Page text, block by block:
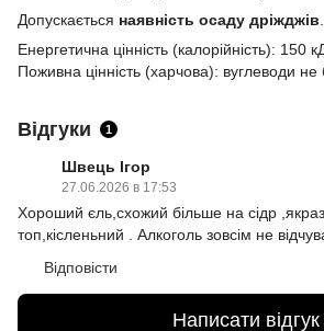
Допускається наявність осаду дріжджів
Енергетична цінність (калорійність): 150
Поживна цінність (харчова): вуглеводи
Відгуки 1
Швець Ігор
27.06.2026 в 17:53
Хороший єль,схожий більше на сідр
топ,кісленьний . Алкоголь зовсім не
Відповісти
Написати відгук